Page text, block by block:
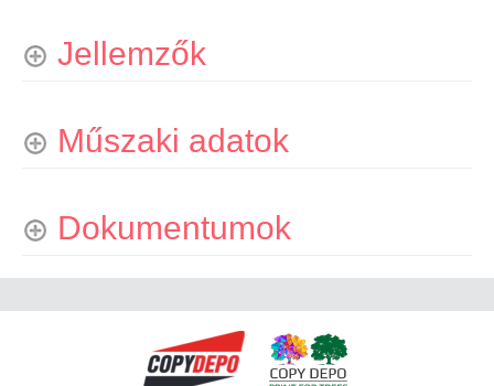
Jellemzők
Műszaki adatok
Dokumentumok